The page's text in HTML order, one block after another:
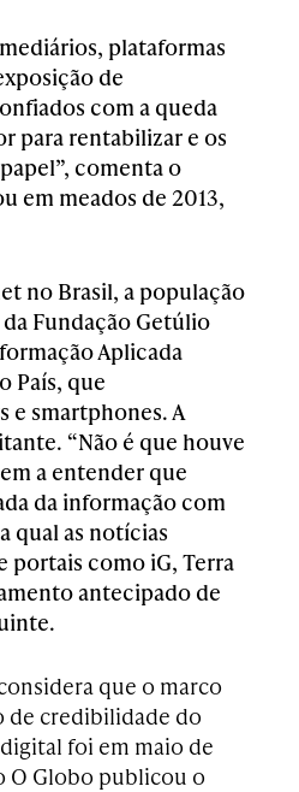
plataformas
de
com a queda
para rentabilizar e os
comenta o
em meados de 2013,
no Brasil, a população
Fundação Getúlio
Aplicada
País, que
smartphones. A
“Não é que houve
a entender que
da informação com
qual as notícias
portais como iG, Terra
antecipado de
que o marco
de credibilidade do
foi em maio de
O Globo publicou o